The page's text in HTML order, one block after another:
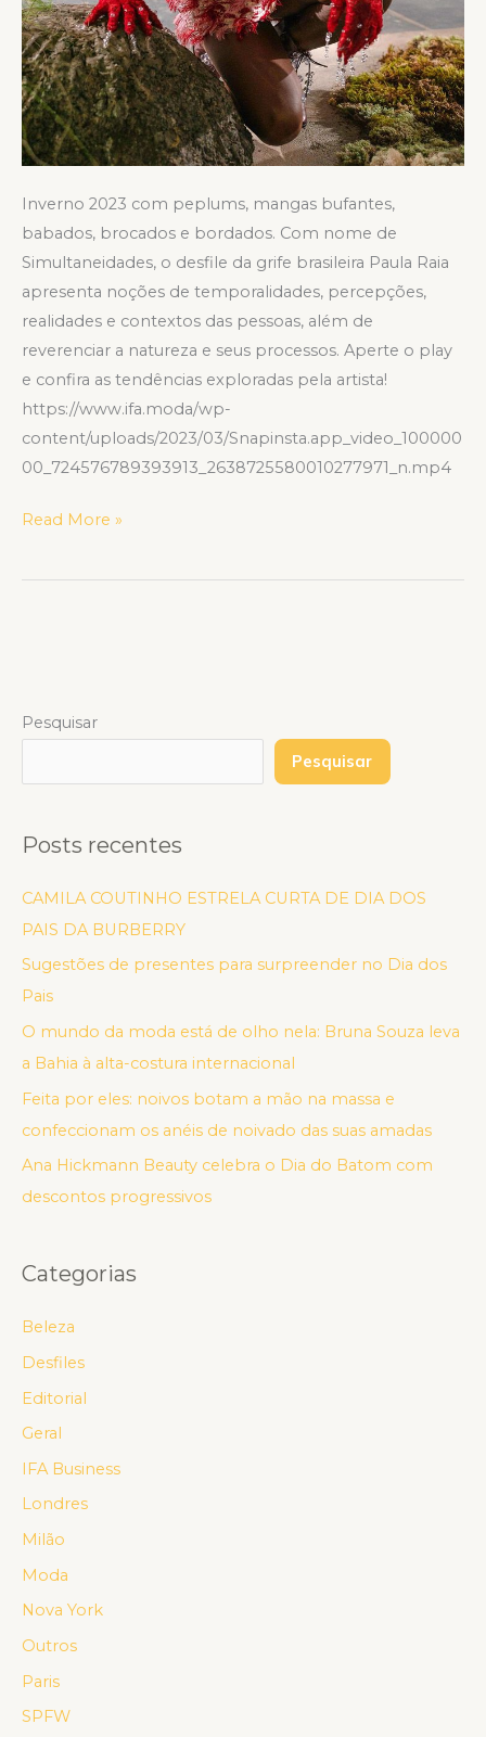
Inverno 2023 com peplums, mangas bufantes,
babados, brocados e bordados. Com nome de
Simultaneidades, o desfile da grife brasileira Paula Raia
apresenta noções de temporalidades, percepções,
realidades e contextos das pessoas, além de
reverenciar a natureza e seus processos. Aperte o play
e confira as tendências exploradas pela artista!
https://www.ifa.moda/wp-
content/uploads/2023/03/Snapinsta.app_video_100000
00_724576789393913_2638725580010277971_n.mp4
Read More »
Pesquisar
Pesquisar
Posts recentes
CAMILA COUTINHO ESTRELA CURTA DE DIA DOS
PAIS DA BURBERRY
Sugestões de presentes para surpreender no Dia dos
Pais
O mundo da moda está de olho nela: Bruna Souza leva
a Bahia à alta-costura internacional
Feita por eles: noivos botam a mão na massa e
confeccionam os anéis de noivado das suas amadas
Ana Hickmann Beauty celebra o Dia do Batom com
descontos progressivos
Categorias
Beleza
Desfiles
Editorial
Geral
IFA Business
Londres
Milão
Moda
Nova York
Outros
Paris
SPFW